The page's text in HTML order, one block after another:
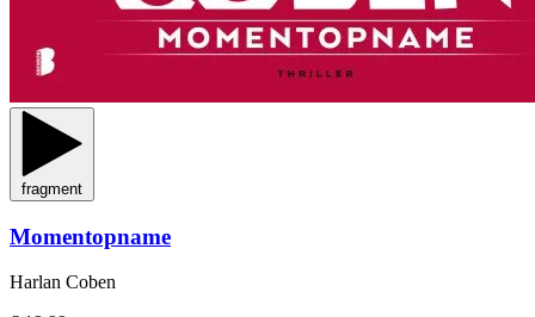
fragment
Momentopname
Harlan Coben